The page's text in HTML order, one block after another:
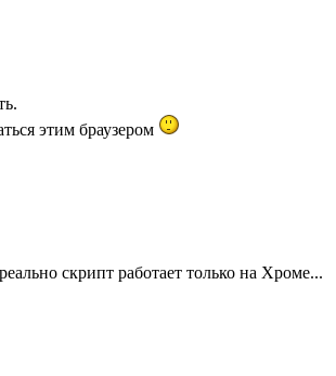
этим браузером
скрипт работает только на Хроме...